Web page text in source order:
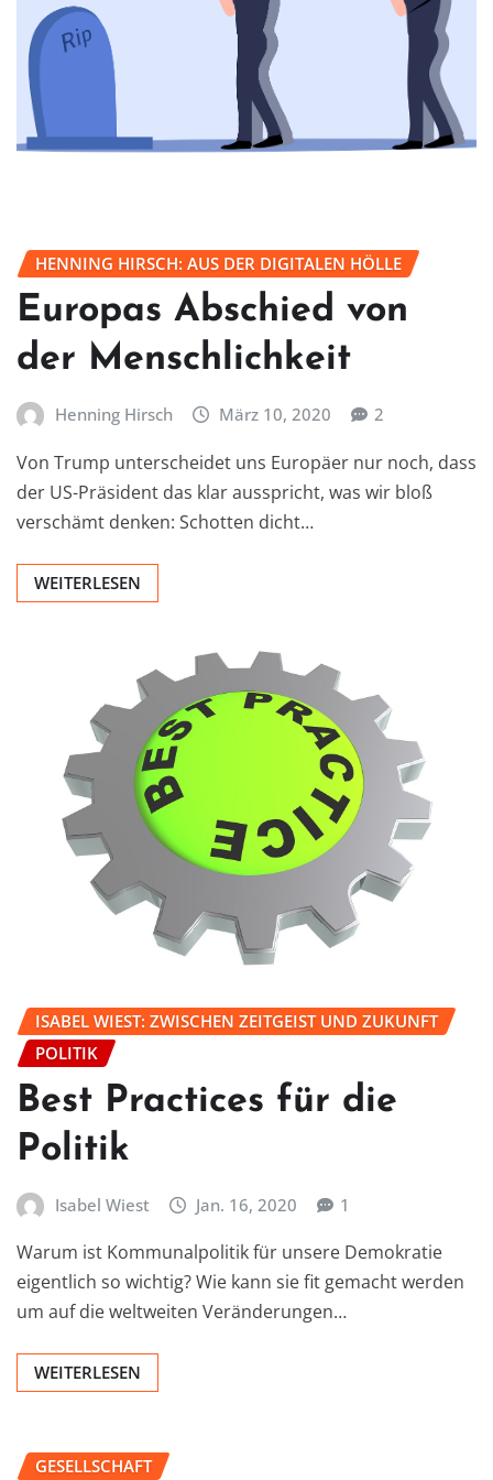
HENNING HIRSCH: AUS DER DIGITALEN HÖLLE
Europas Abschied von
der Menschlichkeit
Henning Hirsch März 10, 2020 2
Von Trump unterscheidet uns Europäer nur noch, dass
der US-Präsident das klar ausspricht, was wir bloß
verschämt denken: Schotten dicht…
WEITERLESEN
ISABEL WIEST: ZWISCHEN ZEITGEIST UND ZUKUNFT
POLITIK
Best Practices für die
Politik
Isabel Wiest Jan. 16, 2020 1
Warum ist Kommunalpolitik für unsere Demokratie
eigentlich so wichtig? Wie kann sie fit gemacht werden
um auf die weltweiten Veränderungen…
WEITERLESEN
GESELLSCHAFT